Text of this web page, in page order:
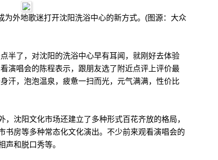
地歌迷打开沈阳洗浴中心的新方式。(图源：大众
了，对沈阳的洗浴中心早有耳闻，就刚好去体验
演唱会的陈程表示，跟朋友选了附近点评上评价最
汗，泡泡温泉，疲惫一扫而光，元气满满，性价比
阳文化市场还建立了多种形式百花齐放的格局，
书房等多种常态化文化演出。不少前来观看演唱会的
声和脱口秀等。